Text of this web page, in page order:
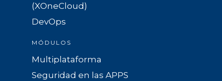
(XOneCloud)
DevOps
MÓDULOS
Multiplataforma
Seguridad en las APPS